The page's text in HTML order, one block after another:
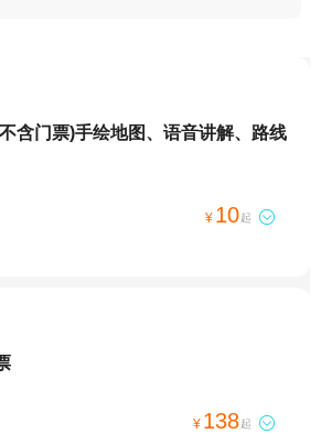
含门票)手绘地图、语音讲解、路线
¥ 10起 
¥ 138起 